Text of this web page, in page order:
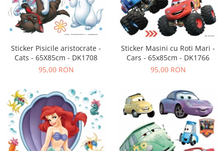
Sticker Pisicile aristocrate -
Cats - 65X85cm - DK1708
95,00 RON
Sticker Masini cu Roti Mari -
Cars - 65x85cm - DK1766
95,00 RON